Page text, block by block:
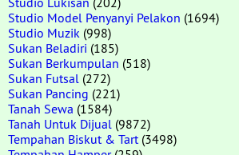
Studio Model Penyanyi Pelakon (1694)
Studio Muzik (998)
Sukan Beladiri (185)
Sukan Berkumpulan (518)
Sukan Futsal (272)
Sukan Pancing (221)
Tanah Sewa (1584)
Tanah Untuk Dijual (9872)
Tempahan Biskut & Tart (3498)